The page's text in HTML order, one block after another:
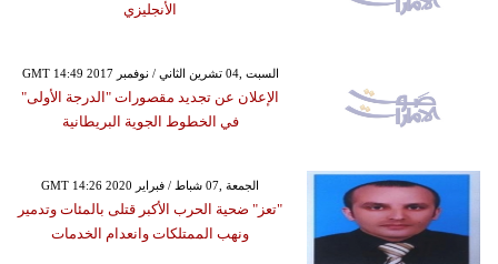
الأنجليزي
GMT 14:49 2017 السبت ,04 تشرين الثاني / نوفمبر
الإعلان عن تجديد مقصورات "الدرجة الأولى"
في الخطوط الجوية البريطانية
GMT 14:26 2020 الجمعة ,07 شباط / فبراير
"تعز" ضحية الحرب الأكبر قتلى بالمئات وتدمير
ونهب الممتلكات وانعدام الخدمات